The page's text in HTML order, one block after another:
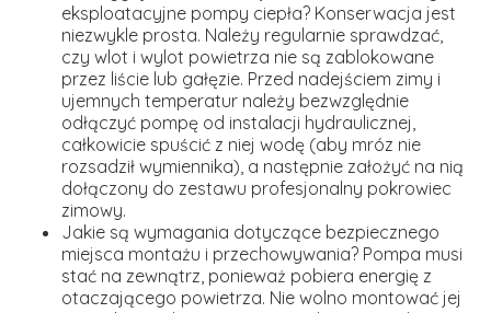
eksploatacyjne pompy ciepła? Konserwacja jest
niezwykle prosta. Należy regularnie sprawdzać,
czy wlot i wylot powietrza nie są zablokowane
przez liście lub gałęzie. Przed nadejściem zimy i
ujemnych temperatur należy bezwzględnie
odłączyć pompę od instalacji hydraulicznej,
całkowicie spuścić z niej wodę (aby mróz nie
rozsadził wymiennika), a następnie założyć na nią
dołączony do zestawu profesjonalny pokrowiec
zimowy.
Jakie są wymagania dotyczące bezpiecznego
miejsca montażu i przechowywania? Pompa musi
stać na zewnątrz, ponieważ pobiera energię z
otaczającego powietrza. Nie wolno montować jej